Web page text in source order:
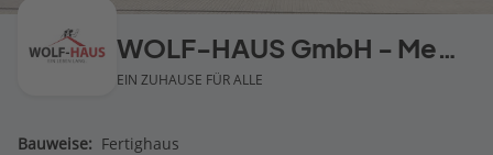
WOLF-HAUS GmbH - Mehrfamilienhäuser
EIN ZUHAUSE FÜR ALLE
Bauweise: Fertighaus